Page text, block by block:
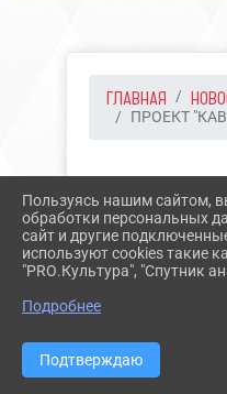
ГЛАВНАЯ
ПРОЕКТ
ПРОЕКТ
Пользуясь нашим сайтом,
обработки персональных
сайт и другие
используют cookies такие
"PRO.Культура", "Спутник
Подробнее
Подтверждаю